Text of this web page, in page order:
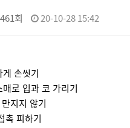
회 20-10-28 15:42
손씻기
로 입과 코 가리기
지지 않기
촉 피하기